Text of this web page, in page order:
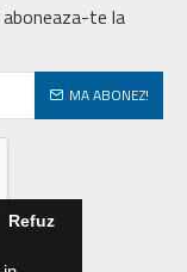
Refuz
te la
MA ABONEZ!